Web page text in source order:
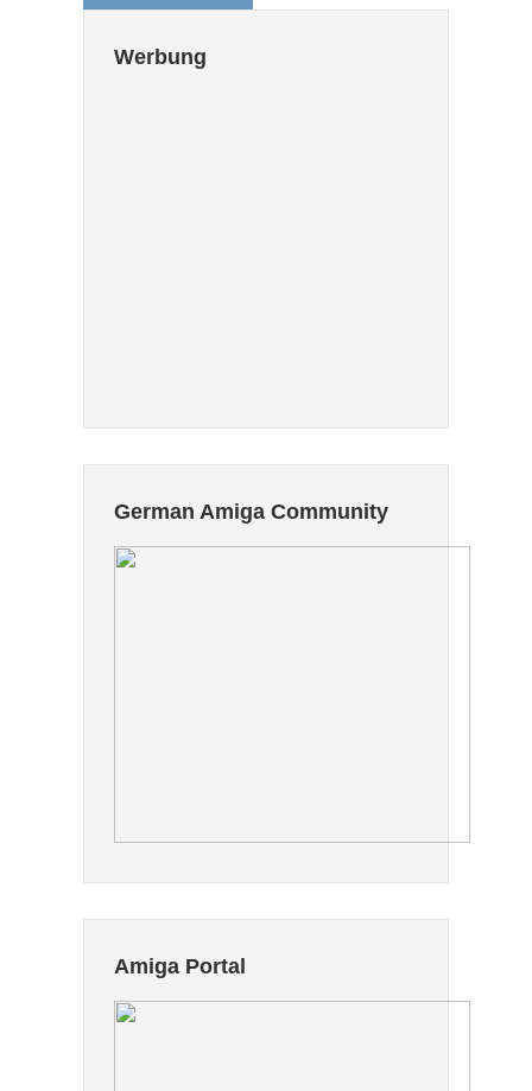
Werbung
German Amiga Community
Amiga Portal